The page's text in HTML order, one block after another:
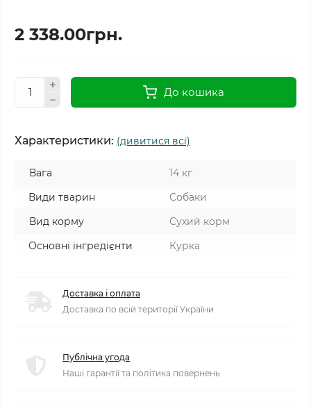
2 338.00грн.
До кошика
Характеристики: (дивитися всі)
Вага
14 кг
Види тварин
Собаки
Вид корму
Сухий корм
Основні інгредієнти
Курка
Доставка і оплата
Доставка по всій території України
Публічна угода
Наші гарантії та політика повернень